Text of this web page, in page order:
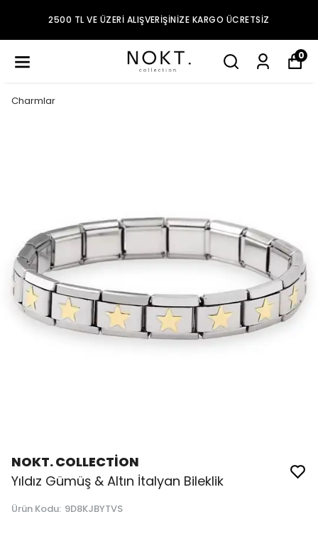
2500 TL VE ÜZERI ALIŞVERIŞINIZE KARGO ÜCRETSIZ
0
Charmlar
NOKT. COLLECTİON
Yıldız Gümüş & Altın İtalyan Bileklik
Ürün Kodu: 9D8KJBYTVS